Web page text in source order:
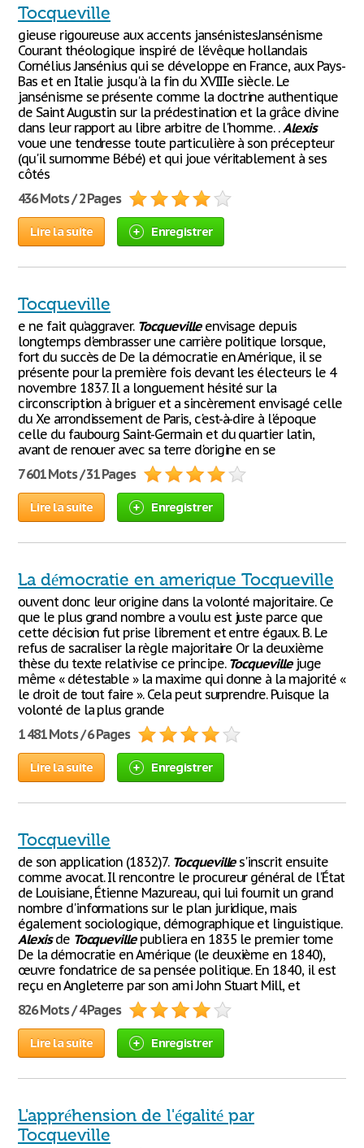
Tocqueville
gieuse rigoureuse aux accents jansénistesJansénisme
Courant théologique inspiré de l'évêque hollandais
Cornélius Jansénius qui se développe en France, aux Pays-
Bas et en Italie jusqu'à la fin du XVIIIe siècle. Le
jansénisme se présente comme la doctrine authentique
de Saint Augustin sur la prédestination et la grâce divine
dans leur rapport au libre arbitre de l'homme. .Alexis
voue une tendresse toute particulière à son précepteur
(qu'il surnomme Bébé) et qui joue véritablement à ses
côtés
436 Mots / 2 Pages
Lire la suite Enregistrer
Tocqueville
e ne fait qu’aggraver. Tocquevilleenvisage depuis
longtemps d'embrasser une carrière politique lorsque,
fort du succès de De la démocratie en Amérique, il se
présente pour la première fois devant les électeurs le 4
novembre 1837. Il a longuement hésité sur la
circonscription à briguer et a sincèrement envisagé celle
du Xe arrondissement de Paris, c'est-à-dire à l'époque
celle du faubourg Saint-Germain et du quartier latin,
avant de renouer avec sa terre d'origine en se
7 601 Mots / 31 Pages
Lire la suite Enregistrer
La démocratie en amerique Tocqueville
ouvent donc leur origine dans la volonté majoritaire. Ce
que le plus grand nombre a voulu est juste parce que
cette décision fut prise librement et entre égaux. B. Le
refus de sacraliser la règle majoritaire Or la deuxième
thèse du texte relativise ce principe. Tocquevillejuge
même « détestable » la maxime qui donne à la majorité «
le droit de tout faire ». Cela peut surprendre. Puisque la
volonté de la plus grande
1 481 Mots / 6 Pages
Lire la suite Enregistrer
Tocqueville
de son application (1832)7. Tocquevilles'inscrit ensuite
comme avocat. Il rencontre le procureur général de l'État
de Louisiane, Étienne Mazureau, qui lui fournit un grand
nombre d'informations sur le plan juridique, mais
également sociologique, démographique et linguistique.
Alexisde Tocquevillepubliera en 1835 le premier tome
De la démocratie en Amérique (le deuxième en 1840),
œuvre fondatrice de sa pensée politique. En 1840, il est
reçu en Angleterre par son ami John Stuart Mill, et
826 Mots / 4 Pages
Lire la suite Enregistrer
L'appréhension de l'égalité par
Tocqueville